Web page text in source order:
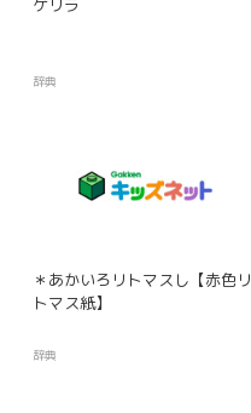
ゲリラ
辞典
＊あかいろリトマスし【赤色リ
トマス紙】
辞典